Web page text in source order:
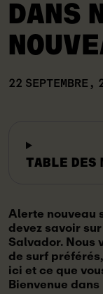
DANS
22 SEPTEMBRE,
TABLE DES
Alerte nouveau
devez savoir
Salvador. Nous
de surf
ici et ce que
Bienvenue